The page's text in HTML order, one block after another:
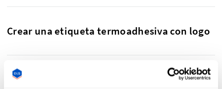
Crear una etiqueta termoadhesiva con logo
Gracias a nuestra herramienta para subir diseños en línea,